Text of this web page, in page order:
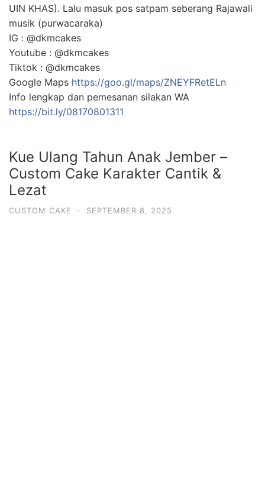
UIN KHAS). Lalu masuk pos satpam seberang Rajawali
musik (purwacaraka)
IG : @dkmcakes
Youtube : @dkmcakes
Tiktok : @dkmcakes
Google Maps https://goo.gl/maps/ZNEYFRetELn
Info lengkap dan pemesanan silakan WA
https://bit.ly/08170801311
Kue Ulang Tahun Anak Jember –
Custom Cake Karakter Cantik &
Lezat
CUSTOM CAKE · SEPTEMBER 8, 2025